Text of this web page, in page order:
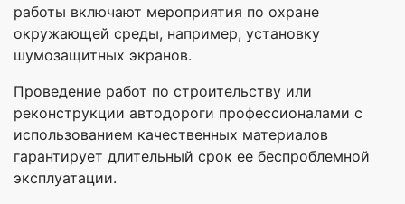
работы включают мероприятия по охране
окружающей среды, например, установку
шумозащитных экранов.
Проведение работ по строительству или
реконструкции автодороги профессионалами с
использованием качественных материалов
гарантирует длительный срок ее беспроблемной
эксплуатации.